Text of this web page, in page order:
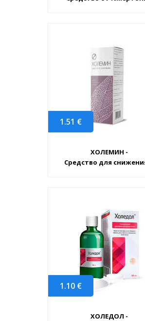
1.51 €
ХОЛЕМИН -
Средство для
1.10 €
ХОЛЕДОЛ -